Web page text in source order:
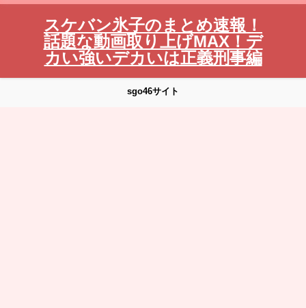
スケバン氷子のまとめ速報！
話題な動画取り上げMAX！デ
カい強いデカいは正義刑事編
sgo46サイト